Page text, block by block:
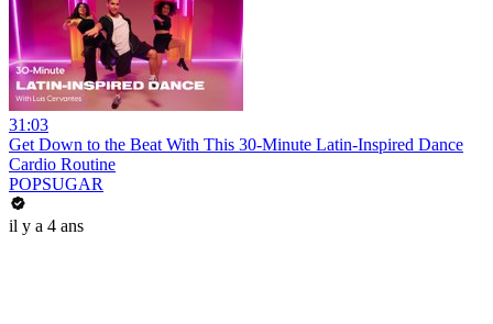
31:03
Get Down to the Beat With This 30-Minute Latin-Inspired Dance
Cardio Routine
POPSUGAR
il y a 4 ans